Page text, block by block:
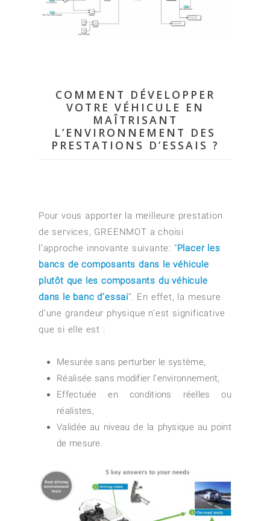
COMMENT DÉVELOPPER
VOTRE VÉHICULE EN
MAÎTRISANT
L’ENVIRONNEMENT DES
PRESTATIONS D’ESSAIS ?
Pour vous apporter la meilleure prestation
de services, GREENMOT a choisi
l’approche innovante suivante: “Placer les
bancs de composants dans le véhicule
plutôt que les composants du véhicule
dans le banc d’essai“. En effet, la mesure
d’une grandeur physique n’est significative
que si elle est :
Mesurée sans perturber le système,
Réalisée sans modifier l’environnement,
Effectuée en conditions réelles ou
réalistes,
Validée au niveau de la physique au point
de mesure.